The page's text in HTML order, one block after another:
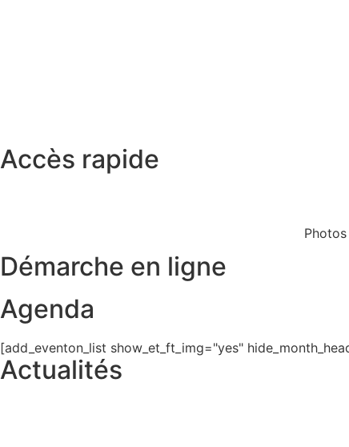
Accès rapide
Photos
Démarche en ligne
Agenda
[add_eventon_list show_et_ft_img="yes"
Actualités